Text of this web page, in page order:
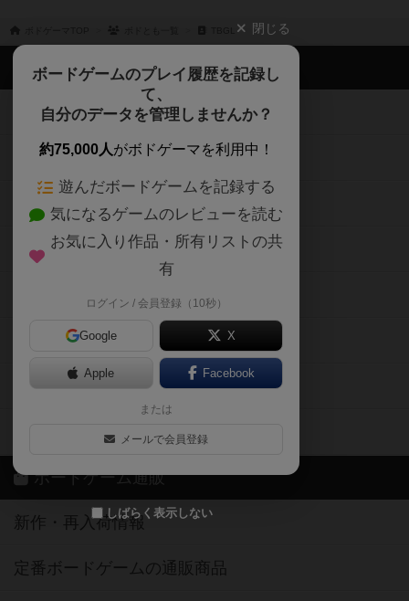
閉じる
ボードゲームのプレイ履歴を記録し
て、
自分のデータを管理しませんか？
約75,000人がボドゲーマを利用中！
遊んだボードゲームを記録する
気になるゲームのレビューを読む
お気に入り作品・所有リストの共
有
ログイン / 会員登録（10秒）
Google X
Apple Facebook
または
メールで会員登録
しばらく表示しない
ボドゲーマTOP
ボードゲームを検索する
ボードゲームの新着レビュー
ボードゲーム会情報
メカニクス特集
掲示板・トピックス
ボドとも・会員一覧
ボードゲーム業界コラム
ボドゲーマご利用案内
ボードゲーム通販
新作・再入荷情報
定番ボードゲームの通販商品